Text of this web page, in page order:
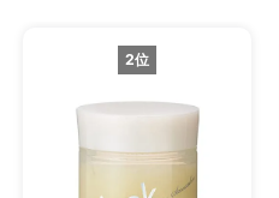
2位